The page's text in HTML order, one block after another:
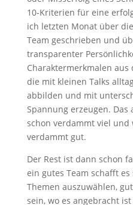
10-Kriterien für eine
ich letzten Monat über
Team geschrieben und
transparenter
Charaktermerkmalen
die mit kleinen Talks
abbilden und mit
Spannung erzeugen.
schon verdammt viel und
verdammt gut.
Der Rest ist dann schon
ein gutes Team schafft
Themen auszuwählen,
sein, wo es angebracht